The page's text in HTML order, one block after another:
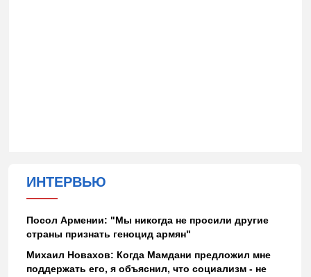
ИНТЕРВЬЮ
Посол Армении: "Мы никогда не просили другие
страны признать геноцид армян"
Михаил Новахов: Когда Мамдани предложил мне
поддержать его, я объяснил, что социализм - не